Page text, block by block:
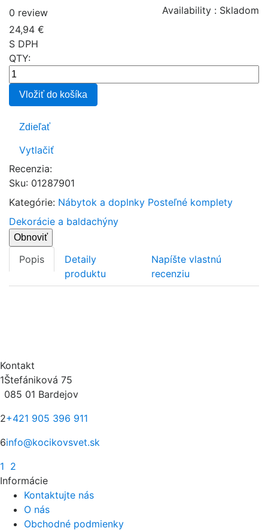
0 review Availability : Skladom
24,94 €
S DPH
QTY:
Vložiť do košíka
Zdieľať
Vytlačiť
Recenzia:
Sku: 01287901
Kategórie: Nábytok a doplnky Posteľné komplety
Dekorácie a baldachýny
Popis
Detaily
produktu
Napíšte vlastnú
recenziu
Kontakt
1Štefániková 75
085 01 Bardejov
2+421 905 396 911
6info@kocikovsvet.sk
1 2
Informácie
Kontaktujte nás
O nás
Obchodné podmienky